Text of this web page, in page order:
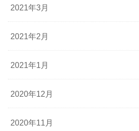
2021年3月
2021年2月
2021年1月
2020年12月
2020年11月